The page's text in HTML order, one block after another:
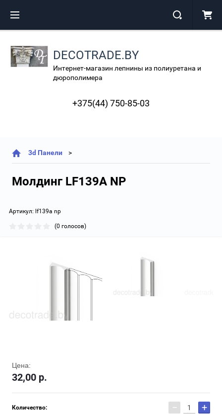
DECOTRADE.BY
Интернет-магазин лепнины из полиуретана и
дюрополимера
+375(44) 750-85-03
3d Панели
Молдинг LF139A NP
Артикул: lf139a np
(0 голосов)
Цена:
32,00 р.
Количество: − +